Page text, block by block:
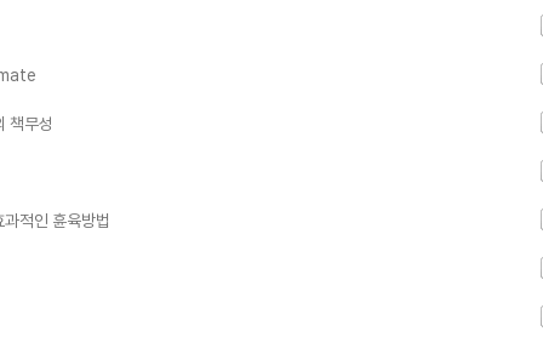
책무성
적인 휸육방법